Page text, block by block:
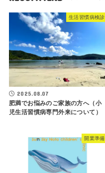
生活習慣病検診
2025.08.07
肥満でお悩みのご家族の方へ（小
児生活習慣病専門外来について）
開業準備